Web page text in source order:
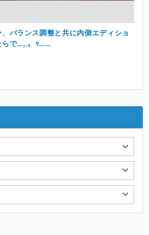
バランス調整と共に内側エディショ
らで…,.。ｯ……